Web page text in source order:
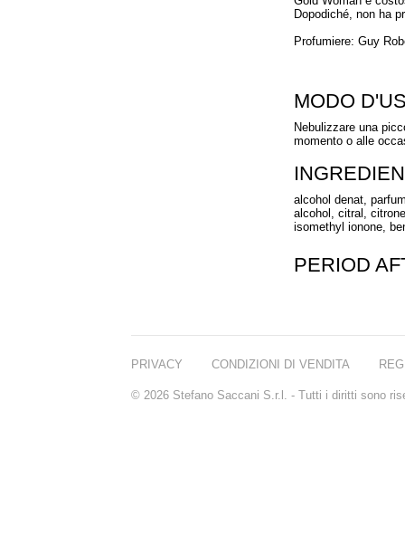
Dopodiché, non ha
Profumiere: Guy
MODO
Nebulizzare una
momento o alle
alcohol denat,
alcohol, citral,
isomethyl ionone,
PERIOD
PRIVACY CONDIZIONI DI VENDITA
© 2026 Stefano Saccani S.r.l. - Tutti i diritti sono